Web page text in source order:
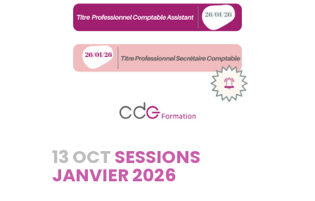
13 OCT SESSIONS
JANVIER 2026